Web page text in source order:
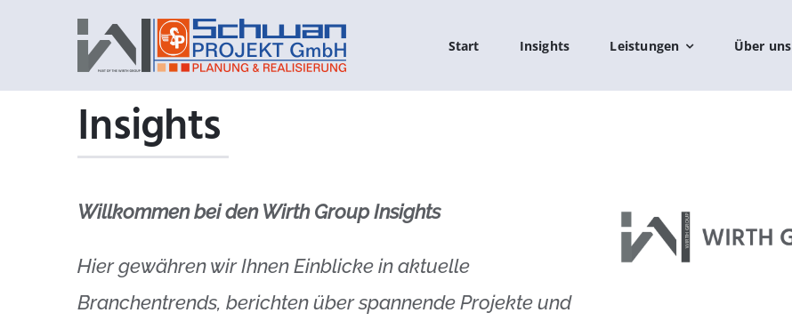
Start Insights Leistungen Über uns
Insights
Willkommen bei den Wirth Group Insights
Hier gewähren wir Ihnen Einblicke in aktuelle
Branchentrends, berichten über spannende Projekte und